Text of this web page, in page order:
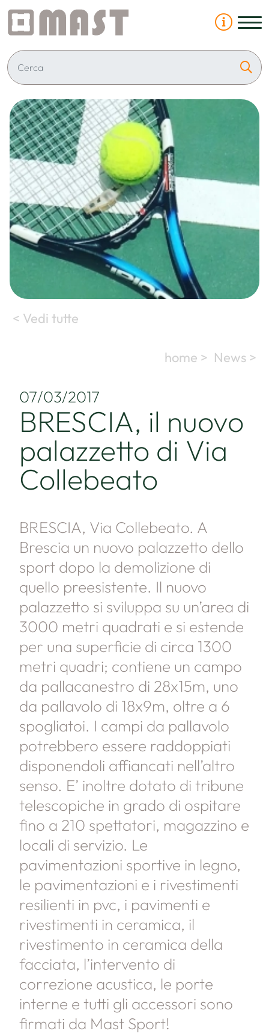
< Vedi tutte
home > News >
07/03/2017
BRESCIA, il nuovo
palazzetto di Via
Collebeato
BRESCIA, Via Collebeato. A
Brescia un nuovo palazzetto dello
sport dopo la demolizione di
quello preesistente. Il nuovo
palazzetto si sviluppa su un’area di
3000 metri quadrati e si estende
per una superficie di circa 1300
metri quadri; contiene un campo
da pallacanestro di 28x15m, uno
da pallavolo di 18x9m, oltre a 6
spogliatoi. I campi da pallavolo
potrebbero essere raddoppiati
disponendoli affiancati nell’altro
senso. E’ inoltre dotato di tribune
telescopiche in grado di ospitare
fino a 210 spettatori, magazzino e
locali di servizio. Le
pavimentazioni sportive in legno,
le pavimentazioni e i rivestimenti
resilienti in pvc, i pavimenti e
rivestimenti in ceramica, il
rivestimento in ceramica della
facciata, l’intervento di
correzione acustica, le porte
interne e tutti gli accessori sono
firmati da Mast Sport!